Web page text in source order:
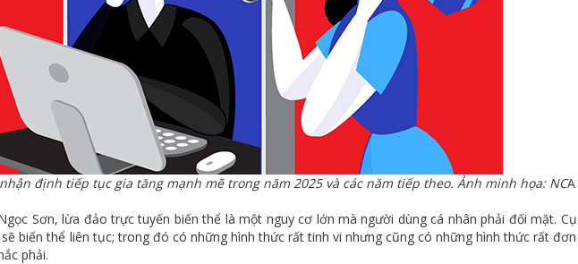
định tiếp tục gia tăng mạnh mẽ trong năm 2025 và các năm tiếp theo. Ảnh minh họa: NCA
Sơn, lừa đảo trực tuyến biến thể là một nguy cơ lớn mà người dùng cá nhân phải đối mặt. Cụ
biến thể liên tục; trong đó có những hình thức rất tinh vi nhưng cũng có những hình thức rất đơn
phải.